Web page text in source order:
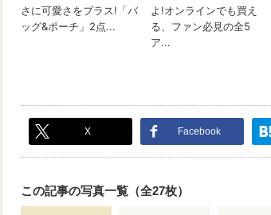
X Facebook
この記事の写真一覧（全27枚）